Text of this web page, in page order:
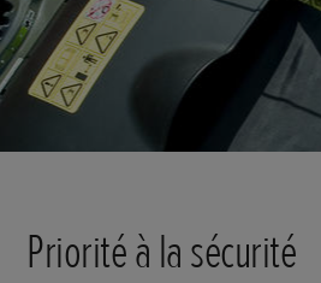
Priorité à la sécurité